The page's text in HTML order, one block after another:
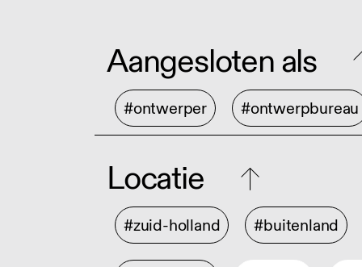
Aangesloten als
#ontwerper #ontwerpbureau
Locatie
#zuid-holland #buitenland